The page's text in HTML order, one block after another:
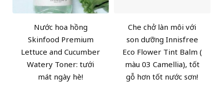
Nước hoa hồng
Skinfood Premium
Lettuce and Cucumber
Watery Toner: tưới
mát ngày hè!
Che chở làn môi với
son dưỡng Innisfree
Eco Flower Tint Balm (
màu 03 Camellia), tốt
gỗ hơn tốt nước sơn!